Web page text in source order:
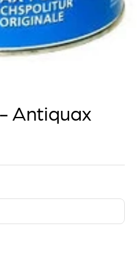
Antiquax